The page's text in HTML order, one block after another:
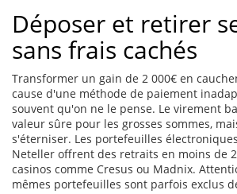
Déposer et retirer
sans frais cachés
Transformer un gain de 2 000€ en
cause d'une méthode de paiement
souvent qu'on ne le pense. Le virement
valeur sûre pour les grosses sommes,
s'éterniser. Les portefeuilles
Neteller offrent des retraits en moins de
casinos comme Cresus ou Madnix.
mêmes portefeuilles sont parfois exclus